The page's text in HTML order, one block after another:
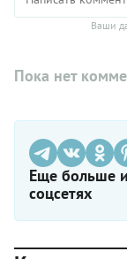
Ваши
Пока нет
Еще больше
соцсетях